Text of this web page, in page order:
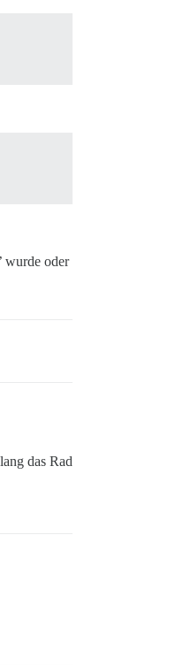
wurde oder
das Rad